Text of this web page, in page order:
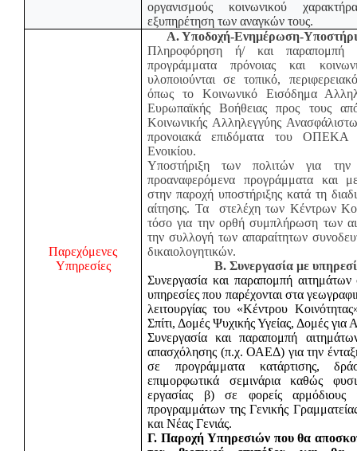
οργανισμούς κοινωνικού
εξυπηρέτηση των αναγκών τους.
Παρεχόμενες
Υπηρεσίες
Α. Υποδοχή-Ενημέρωση-
Πληροφόρηση ή/ και παραπομπή
προγράμματα πρόνοιας και
υλοποιούνται σε τοπικό,
όπως το Κοινωνικό Εισόδημα
Ευρωπαϊκής Βοήθειας προς τους
Κοινωνικής Αλληλεγγύης
προνοιακά επιδόματα του ΟΠΕΚΑ
Ενοικίου.
Υποστήριξη των πολιτών για
προαναφερόμενα προγράμματα και
στην παροχή υποστήριξης κατά τη
αίτησης. Τα
στελέχη των Κέντρων
τόσο για την ορθή συμπλήρωση των
την συλλογή των απαραίτητων
δικαιολογητικών.
Β. Συνεργασία με
Συνεργασία και παραπομπή
υπηρεσίες που παρέχονται στα
λειτουργίας του «Κέντρου
Σπίτι, Δομές Ψυχικής Υγείας, Δομές
Συνεργασία και παραπομπή
απασχόλησης (π.χ. ΟΑΕΔ) για την
σε προγράμματα κατάρτισης,
επιμορφωτικά σεμινάρια καθώς
εργασίας β) σε φορείς αρμόδιους
προγραμμάτων της Γενικής
και Νέας Γενιάς.
Γ. Παροχή Υπηρεσιών που θα